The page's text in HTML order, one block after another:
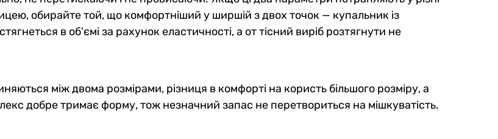
обирайте той, що комфортніший у ширшій з двох точок — купальник із
в об'ємі за рахунок еластичності, а от тісний виріб розтягнути не
між двома розмірами, різниця в комфорті на користь більшого розміру, а
добре тримає форму, тож незначний запас не перетвориться на мішкуватість.